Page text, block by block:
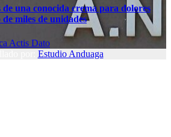
una conocida crema para dolores
miles de unidades
Actis Dato
Estudio Anduaga